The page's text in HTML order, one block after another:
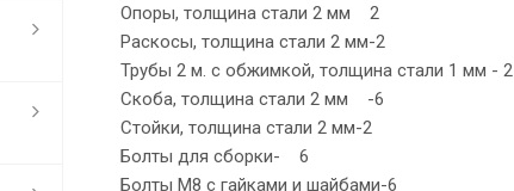
Опоры, толщина стали 2 мм 2
Раскосы, толщина стали 2 мм-2
Трубы 2 м. с обжимкой, толщина стали 1 мм - 2
Скоба, толщина стали 2 мм -6
Стойки, толщина стали 2 мм-2
Болты для сборки- 6
Болты М8 с гайками и шайбами-6